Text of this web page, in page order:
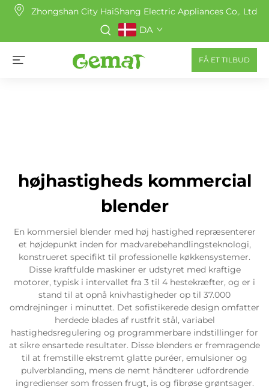
Zhongshan City HaiShang Electric Appliances Co,. Ltd
DA
FÅ ET TILBUD
højhastigheds kommercial
blender
En kommersiel blender med høj hastighed repræsenterer
et højdepunkt inden for madvarebehandlingsteknologi,
konstrueret specifikt til professionelle køkkensystemer.
Disse kraftfulde maskiner er udstyret med kraftige
motorer, typisk i intervallet fra 3 til 4 hestekræfter, og er i
stand til at opnå knivhastigheder op til 37.000
omdrejninger i minuttet. Det sofistikerede design omfatter
herdede blades af rustfrit stål, variabel
hastighedsregulering og programmerbare indstillinger for
at sikre ensartede resultater. Disse blenders er fremragende
til at fremstille ekstremt glatte puréer, emulsioner og
pulverblanding, mens de nemt håndterer udfordrende
ingredienser som frossen frugt, is og fibrøse grøntsager.